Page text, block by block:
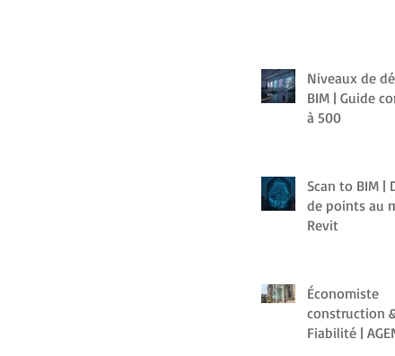
Niveaux de
BIM | Guide
à 500
Scan to BIM |
de points au
Revit
Économiste
construction
Fiabilité |